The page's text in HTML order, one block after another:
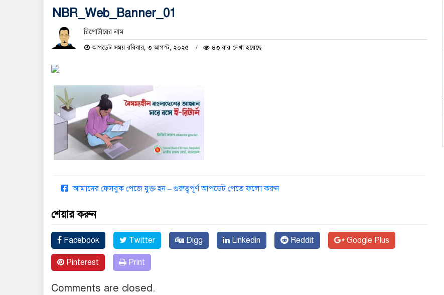
NBR_Web_Banner_01
রিপোর্টারের নাম
আপডেট সময় রবিবার, ৩ আগস্ট, ২০২৫ ৪৩ বার দেখা হয়েছে
আমাদের ফেসবুক পেজে যুক্ত হন – গুরুত্বপূর্ণ আপডেট পেতে ফলো করুন
শেয়ার করুন
Facebook Twitter Digg Linkedin Reddit Google Plus
Pinterest Print
Comments are closed.